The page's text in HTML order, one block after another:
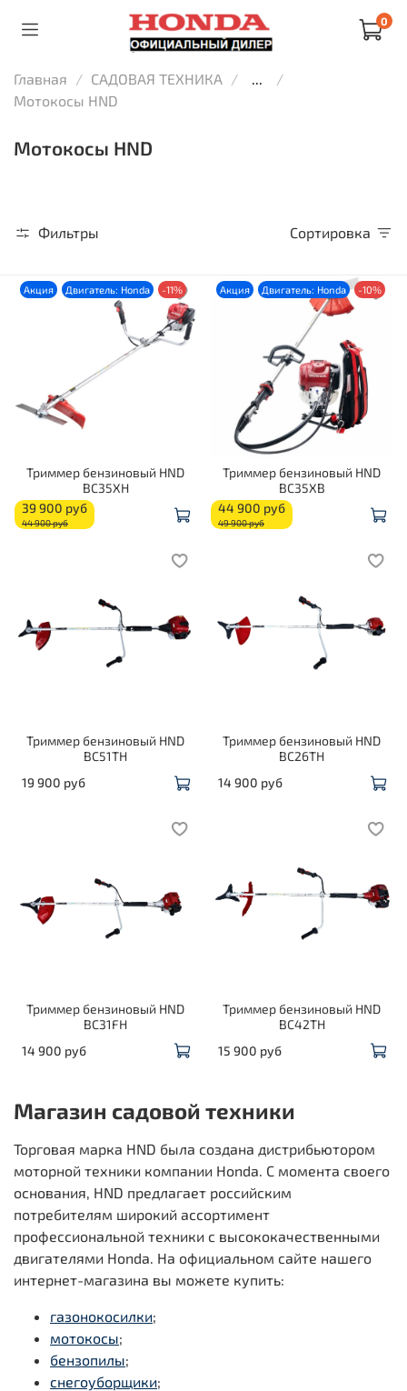
0
Главная САДОВАЯ ТЕХНИКА
...
Мотокосы HND
Мотокосы HND
Фильтры Сортировка
Акция Двигатель: Honda -11%
Триммер бензиновый HND
BC35XH
39 900 руб
44 900 руб
Акция Двигатель: Honda -10%
Триммер бензиновый HND
BC35XB
44 900 руб
49 900 руб
Триммер бензиновый HND
BC51TH
19 900 руб
Триммер бензиновый HND
BC26TH
14 900 руб
Триммер бензиновый HND
BC31FH
14 900 руб
Триммер бензиновый HND
BC42TH
15 900 руб
Магазин садовой техники
Торговая марка HND была создана дистрибьютором
моторной техники компании Honda. С момента своего
основания, HND предлагает российским
потребителям широкий ассортимент
профессиональной техники с высококачественными
двигателями Honda. На официальном сайте нашего
интернет-магазина вы можете купить:
газонокосилки;
мотокосы;
бензопилы;
снегоуборщики;